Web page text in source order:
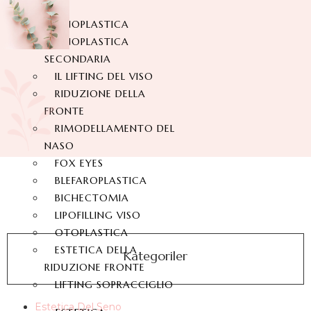
RINOPLASTICA
RINOPLASTICA
SECONDARIA
IL LIFTING DEL VISO
RIDUZIONE DELLA
FRONTE
RIMODELLAMENTO DEL
NASO
FOX EYES
BLEFAROPLASTICA
BICHECTOMIA
LIPOFILLING VISO
OTOPLASTICA
ESTETICA DELLA
RIDUZIONE FRONTE
LIFTING SOPRACCIGLIO
Kategoriler
Estetica Del Seno